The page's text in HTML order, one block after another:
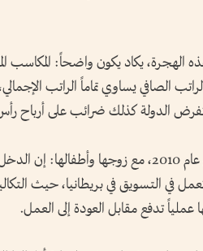
الهجرة، يكاد يكون واضحاً: المكاسب
الصافي يساوي تماماً الراتب
الدولة كذلك ضرائب على أرباح رأس
وتقول ريان ليندلي، التي انتقلت إلى دبي عام 2010، مع
التسويق في بريطانيا، حيث
عملياً تدفع مقابل العودة إلى العمل.